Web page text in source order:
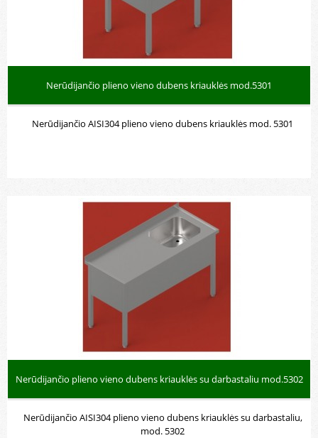
Nerūdijančio plieno vieno dubens kriauklės mod.5301
Nerūdijančio AISI304 plieno vieno dubens kriauklės mod. 5301
Nerūdijančio plieno vieno dubens kriauklės su darbastaliu mod.5302
Nerūdijančio AISI304 plieno vieno dubens kriauklės su darbastaliu,
mod. 5302